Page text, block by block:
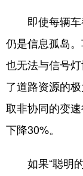
即使每辆车
仍是信息孤岛
也无法与信号
了道路资源的
取非协同的变
下降30%。
如果“聪明的